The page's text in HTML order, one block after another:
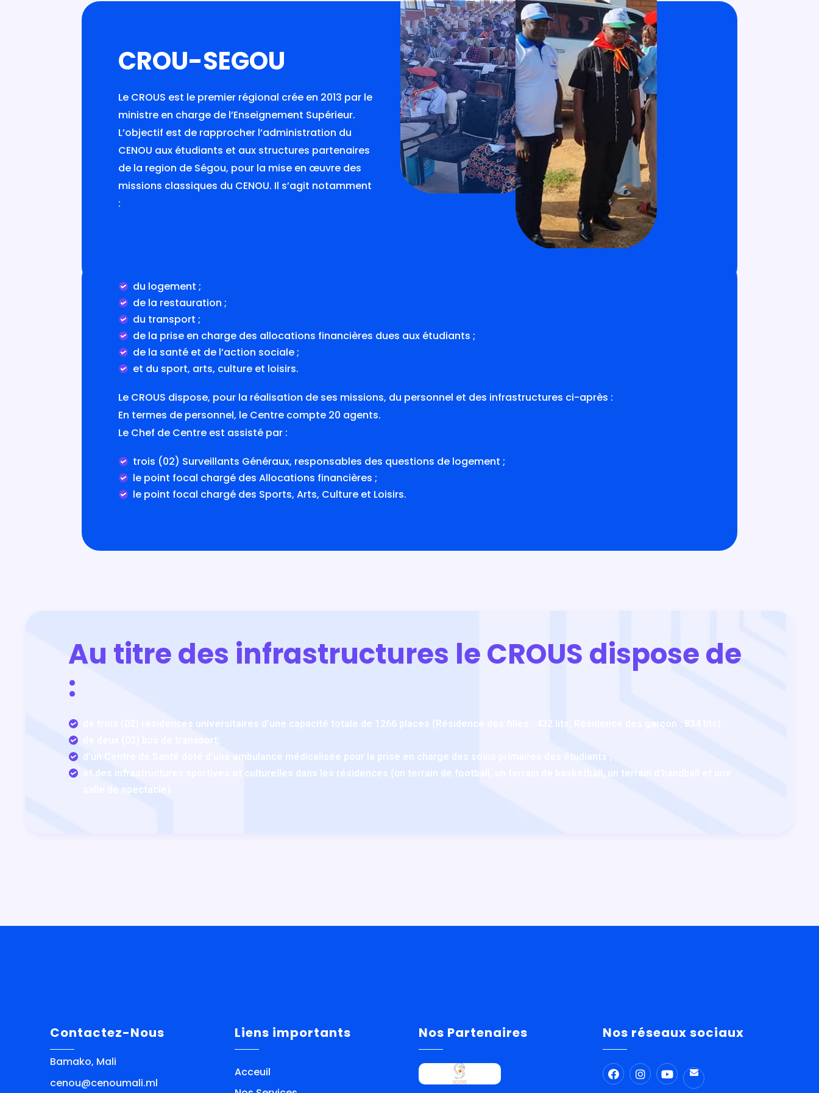
CROU-SEGOU
Le CROUS est le premier régional crée en 2013 par le
ministre en charge de l’Enseignement Supérieur.
L’objectif est de rapprocher l’administration du
CENOU aux étudiants et aux structures partenaires
de la region de Ségou, pour la mise en œuvre des
missions classiques du CENOU. Il s’agit notamment
:
du logement ;
de la restauration ;
du transport ;
de la prise en charge des allocations financières dues aux étudiants ;
de la santé et de l’action sociale ;
et du sport, arts, culture et loisirs.
Le CROUS dispose, pour la réalisation de ses missions, du personnel et des infrastructures ci-après :
En termes de personnel, le Centre compte 20 agents.
Le Chef de Centre est assisté par :
trois (02) Surveillants Généraux, responsables des questions de logement ;
le point focal chargé des Allocations financières ;
le point focal chargé des Sports, Arts, Culture et Loisirs.
Au titre des infrastructures le CROUS dispose de
:
de trois (02) résidences universitaires d’une capacité totale de 1266 places (Résidence des filles : 432 lits, Résidence des garçon : 834 lits)
de deux (02) bus de transport;
d’un Centre de Santé doté d’une ambulance médicalisée pour la prise en charge des soins primaires des étudiants ;
et des infrastructures sportives et culturelles dans les résidences (un terrain de football, un terrain de basketball, un terrain d’handball et une
salle de spectacle).
Contactez-Nous
Bamako, Mali
cenou@cenoumali.ml
Liens importants
Acceuil
Nos Partenaires Nos réseaux sociaux